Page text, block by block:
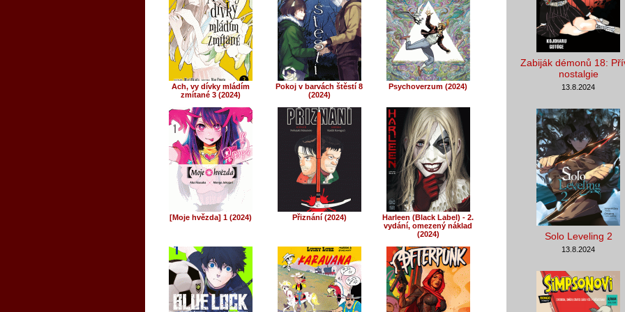
Ach, vy dívky mládím
zmítané 3 (2024)
Pokoj v barvách štěstí 8
(2024)
Psychoverzum (2024)
[Moje hvězda] 1 (2024) Přiznání (2024)
Harleen (Black Label) - 2.
vydání, omezený náklad
(2024)
Zabiják démonů 18:
nostalgie
13.8.2024
Solo Leveling 2
13.8.2024